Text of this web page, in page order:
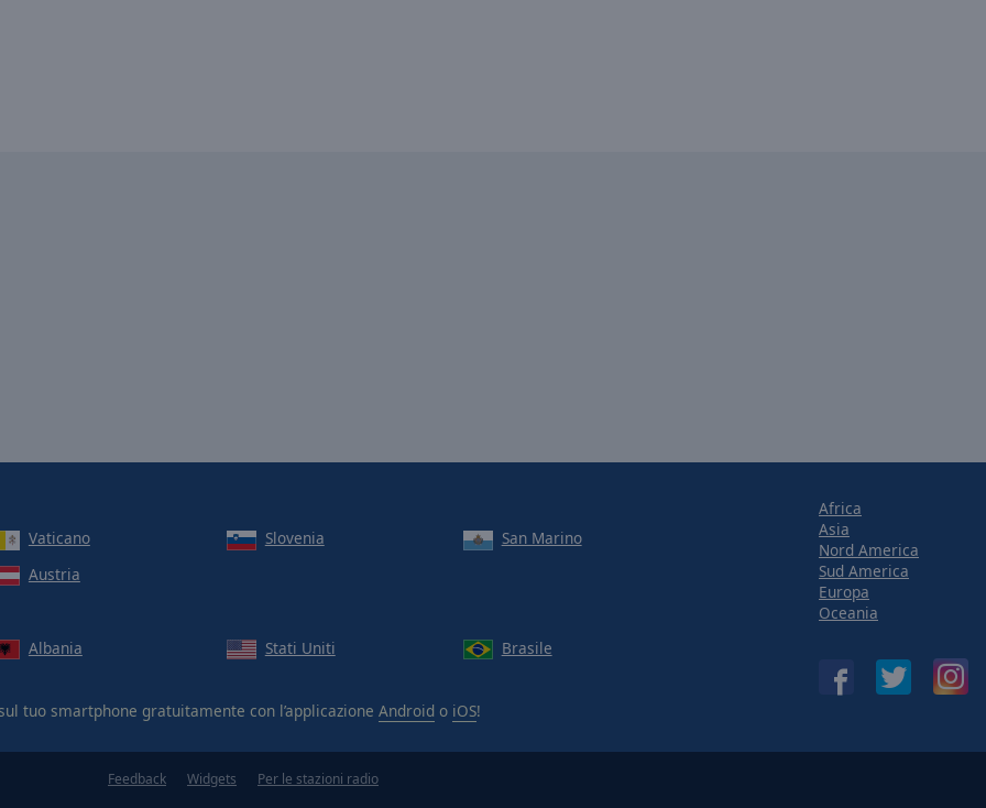
Vaticano Slovenia
San Marino
Austria
Albania Stati Uniti Brasile
tuo smartphone gratuitamente con l’applicazione Android o iOS!
Africa
Asia
Nord America
Sud America
Europa
Oceania
Feedback Widgets Per le stazioni radio